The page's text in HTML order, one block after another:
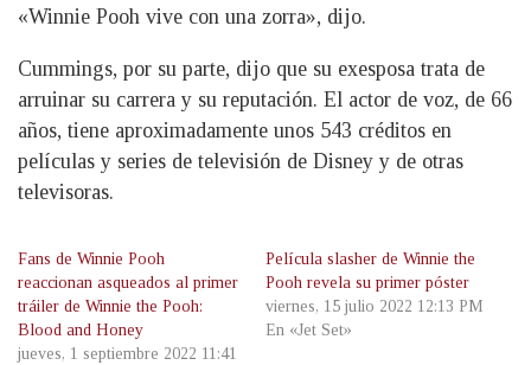
«Winnie Pooh vive con una zorra», dijo.
Cummings, por su parte, dijo que su exesposa trata de
arruinar su carrera y su reputación. El actor de voz, de 66
años, tiene aproximadamente unos 543 créditos en
películas y series de televisión de Disney y de otras
televisoras.
Fans de Winnie Pooh
reaccionan asqueados al primer
tráiler de Winnie the Pooh:
Blood and Honey
jueves, 1 septiembre 2022 11:41
Película slasher de Winnie the
Pooh revela su primer póster
viernes, 15 julio 2022 12:13 PM
En «Jet Set»